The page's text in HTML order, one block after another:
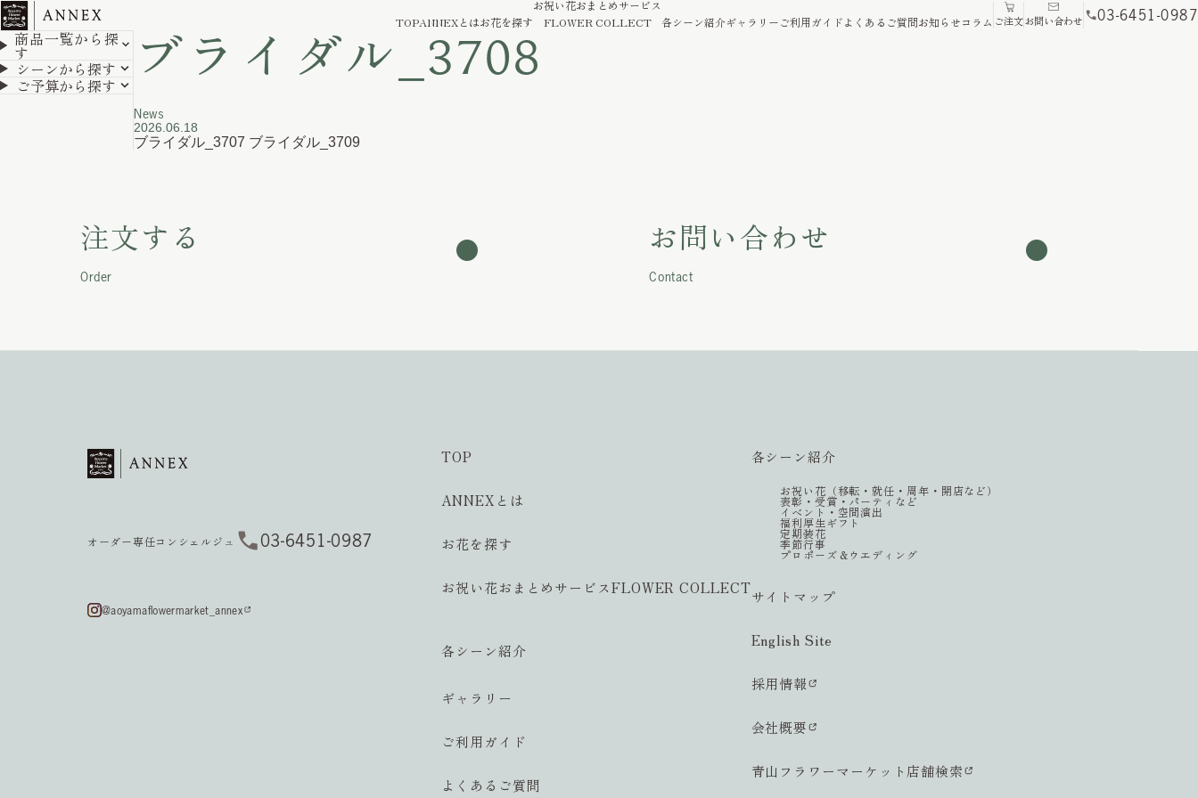
TOPANNEXとはお花を探す
お祝い花おまとめサービス
FLOWER COLLECT
各シーン紹介ギャラリーご利用ガイドよくあるご質問お知らせコラム ご注文お問い合わせ 03-6451-0987
商品一覧から探
す
シーンから探す
ご予算から探す ブライダル_3708
News
2026.06.18
ブライダル_3707 ブライダル_3709
注文する
Order
お問い合わせ
Contact
オーダー専任コンシェルジュ 03-6451-0987
@aoyamaflowermarket_annex
TOP
ANNEXとは
お花を探す
お祝い花おまとめサービスFLOWER COLLECT
各シーン紹介
ギャラリー
ご利用ガイド
よくあるご質問
各シーン紹介
お祝い花（移転・就任・周年・開店など）
表彰・受賞・パーティなど
イベント・空間演出
福利厚生ギフト
定期装花
季節行事
プロポーズ＆ウエディング
サイトマップ
English Site
採用情報
会社概要
青山フラワーマーケット店舗検索